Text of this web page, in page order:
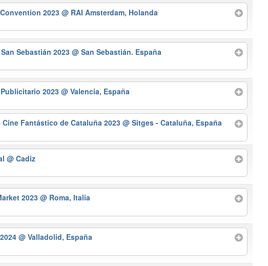
2023@ RAI Amsterdam, Holanda
Sebastián 2023@ San Sebastián. España
2023@ Valencia, España
Fantástico de Cataluña 2023@ Sitges - Cataluña, España
@ Cadiz
2023@ Roma, Italia
@ Valladolid, España